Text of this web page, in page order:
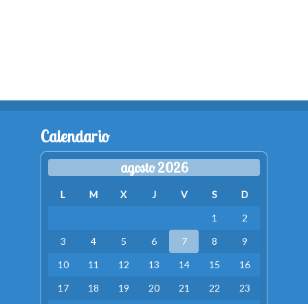
Calendario
agosto 2026
L M X J V S
D
1
2
3
4 5 6 7 8
9
10
11 12 13 14 15
16
17
18 19 20 21 22
23